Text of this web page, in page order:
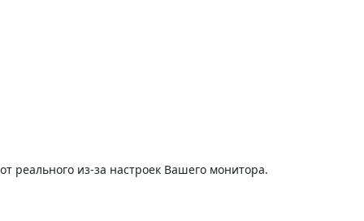
реального из-за настроек Вашего монитора.